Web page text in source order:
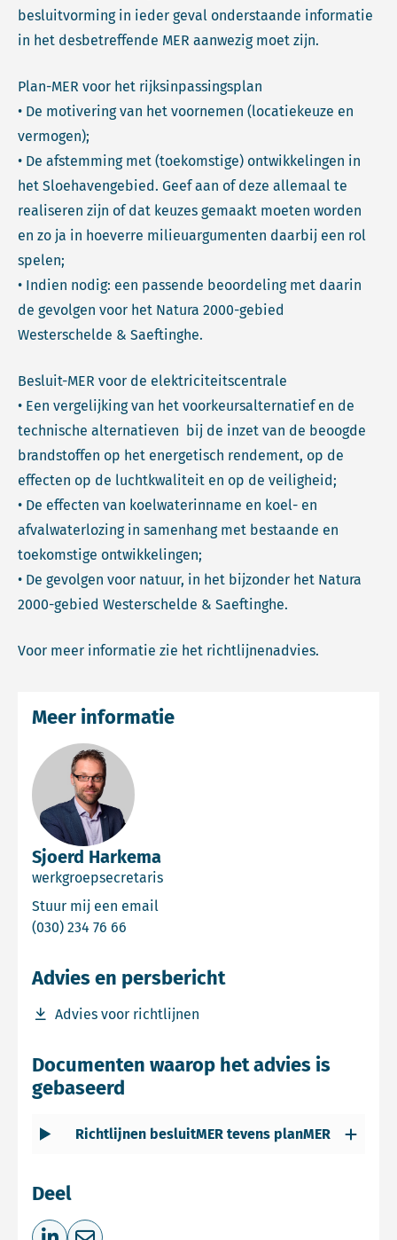
besluitvorming in ieder geval onderstaande informatie
in het desbetreffende MER aanwezig moet zijn.
Plan-MER voor het rijksinpassingsplan
• De motivering van het voornemen (locatiekeuze en
vermogen);
• De afstemming met (toekomstige) ontwikkelingen in
het Sloehavengebied. Geef aan of deze allemaal te
realiseren zijn of dat keuzes gemaakt moeten worden
en zo ja in hoeverre milieuargumenten daarbij een rol
spelen;
• Indien nodig: een passende beoordeling met daarin
de gevolgen voor het Natura 2000-gebied
Westerschelde & Saeftinghe.
Besluit-MER voor de elektriciteitscentrale
• Een vergelijking van het voorkeursalternatief en de
technische alternatieven bij de inzet van de beoogde
brandstoffen op het energetisch rendement, op de
effecten op de luchtkwaliteit en op de veiligheid;
• De effecten van koelwaterinname en koel- en
afvalwaterlozing in samenhang met bestaande en
toekomstige ontwikkelingen;
• De gevolgen voor natuur, in het bijzonder het Natura
2000-gebied Westerschelde & Saeftinghe.
Voor meer informatie zie het richtlijnenadvies.
Sjoerd Harkema
werkgroepsecretaris
Stuur mij een email
(030) 234 76 66
Meer informatie
Advies en persbericht
Advies voor richtlijnen
Download bestand Advies voor richtlijnen
Documenten waarop het advies is
gebaseerd
Richtlijnen besluitMER tevens planMER
Deel